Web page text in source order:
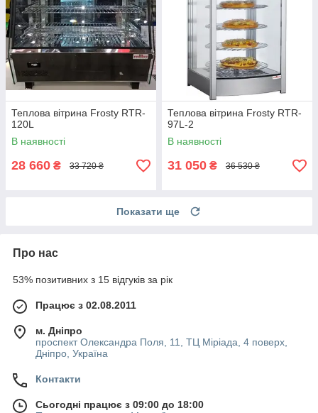
Теплова вітрина Frosty RTR-
120L
В наявності
28 660 ₴ 33 720 ₴
Теплова вітрина Frosty RTR-
97L-2
В наявності
31 050 ₴ 36 530 ₴
Показати ще
Про нас
53% позитивних з 15 відгуків за рік
Працює з 02.08.2011
м. Дніпро
проспект Олександра Поля, 11, ТЦ Міріада, 4 поверх,
Дніпро, Україна
Контакти
Сьогодні працює з 09:00 до 18:00